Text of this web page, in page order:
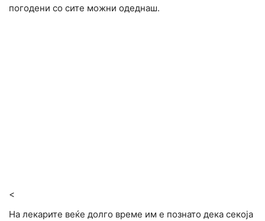
погодени со сите можни одеднаш.
<
На лекарите веќе долго време им е познато дека секоја